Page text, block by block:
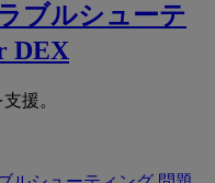
ブルシューテ
DEX
援。